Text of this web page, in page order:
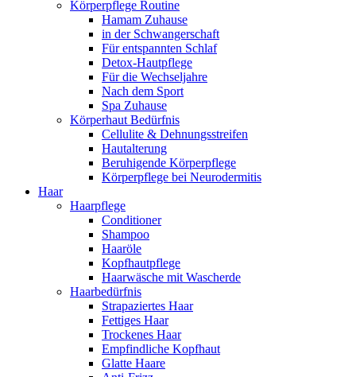
Körperpflege Routine
Hamam Zuhause
in der Schwangerschaft
Für entspannten Schlaf
Detox-Hautpflege
Für die Wechseljahre
Nach dem Sport
Spa Zuhause
Körperhaut Bedürfnis
Cellulite & Dehnungsstreifen
Hautalterung
Beruhigende Körperpflege
Körperpflege bei Neurodermitis
Haar
Haarpflege
Conditioner
Shampoo
Haaröle
Kopfhautpflege
Haarwäsche mit Wascherde
Haarbedürfnis
Strapaziertes Haar
Fettiges Haar
Trockenes Haar
Empfindliche Kopfhaut
Glatte Haare